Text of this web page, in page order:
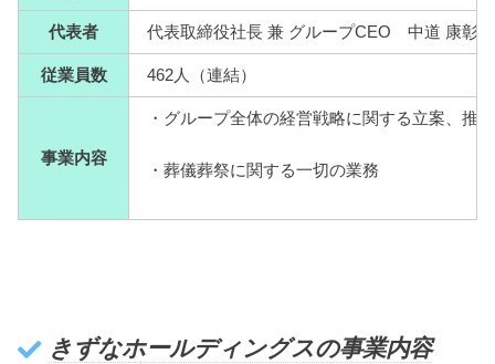
代表者 代表取締役社長 兼 グループCEO 中道 康彰
従業員数 462人（連結）
事業内容
・グループ全体の経営戦略に関する立案、推
・葬儀葬祭に関する一切の業務
きずなホールディングスの事業内容